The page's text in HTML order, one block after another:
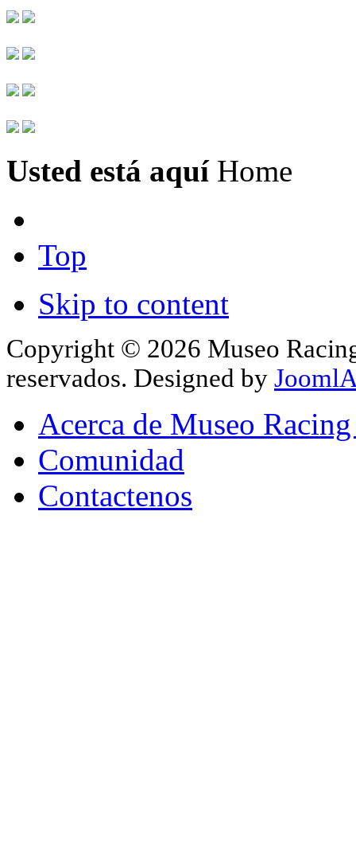
Usted está aquí Home
Top
Skip to content
Copyright © 2026 Museo
reservados. Designed by
Acerca de Museo
Comunidad
Contactenos